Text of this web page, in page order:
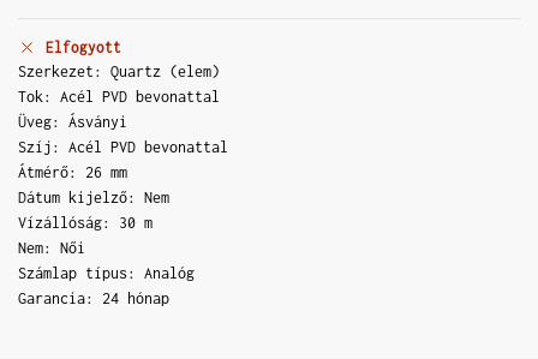
Elfogyott
Szerkezet: Quartz (elem)
Tok: Acél PVD bevonattal
Üveg: Ásványi
Szíj: Acél PVD bevonattal
Átmérő: 26 mm
Dátum kijelző: Nem
Vízállóság: 30 m
Nem: Női
Számlap típus: Analóg
Garancia: 24 hónap